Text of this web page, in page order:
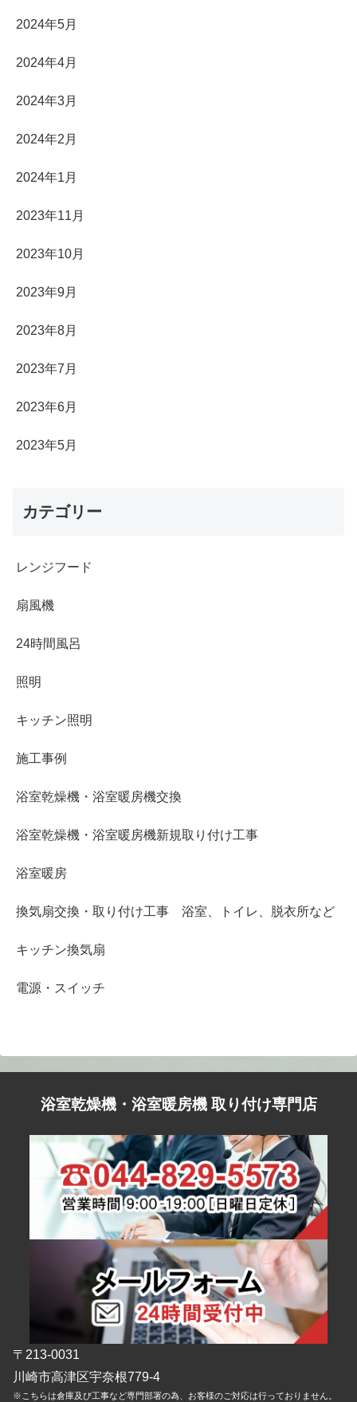
2024年5月
2024年4月
2024年3月
2024年2月
2024年1月
2023年11月
2023年10月
2023年9月
2023年8月
2023年7月
2023年6月
2023年5月
カテゴリー
レンジフード
扇風機
24時間風呂
照明
キッチン照明
施工事例
浴室乾燥機・浴室暖房機交換
浴室乾燥機・浴室暖房機新規取り付け工事
浴室暖房
換気扇交換・取り付け工事 浴室、トイレ、脱衣所など
キッチン換気扇
電源・スイッチ
浴室乾燥機・浴室暖房機 取り付け専門店
〒213-0031
川崎市高津区宇奈根779-4
※こちらは倉庫及び工事など専門部署の為、お客様のご対応は行っておりません。